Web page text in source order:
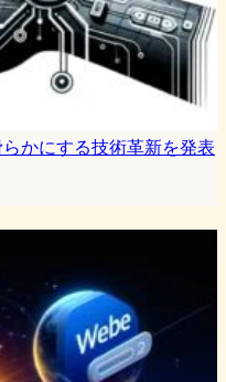
かにする技術革新を発表